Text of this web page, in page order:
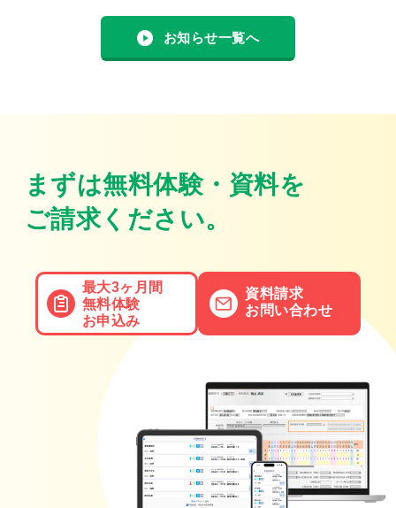
お知らせ一覧へ
まずは無料体験・資料を
ご請求ください。
最大3ヶ月間
無料体験
お申込み
資料請求
お問い合わせ